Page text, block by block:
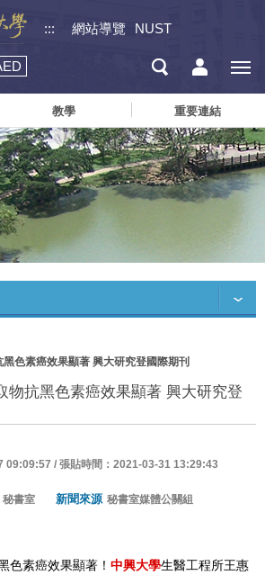
::: 網站導覽 NUST
教學 重要連結
黑色素癌效果顯著 興大研究登國際期刊
物抗黑色素癌效果顯著 興大研究登
09:09:57 / 張貼時間：2021-03-31 13:29:43
秘書室 新聞來源 秘書室媒體公關組
色素癌效果顯著！ 中興大學生醫工程所王惠